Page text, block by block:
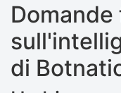
di